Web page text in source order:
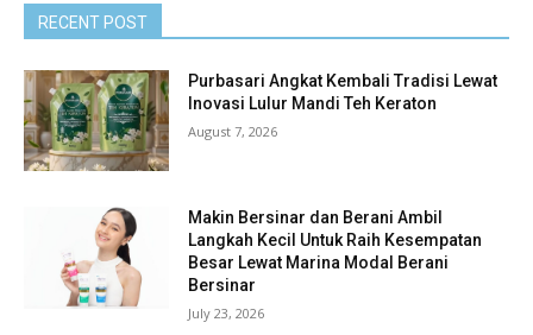
RECENT POST
Purbasari Angkat Kembali Tradisi Lewat
Inovasi Lulur Mandi Teh Keraton
August 7, 2026
Makin Bersinar dan Berani Ambil
Langkah Kecil Untuk Raih Kesempatan
Besar Lewat Marina Modal Berani
Bersinar
July 23, 2026